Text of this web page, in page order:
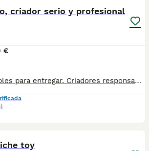
criador serio y profesional
€
Cachorros disponibles para entregar. Criadores responsables y profesionales. Desconfía de precios económicos , compraventas y demás . En nuestro criadero puedes ver a los ejemplares con sus padres y conocer dónde y cómo los criamos. Es muy importante . WEB altodelpago.es Tlf 679 67 30 10
toy